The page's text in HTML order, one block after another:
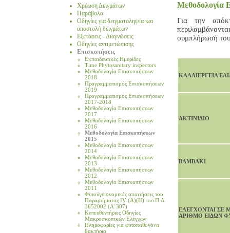
Χρέωση Δειγμάτων
Παράβολα
Οδηγίες για δειγματοληψία και
αποστολή δειγμάτων
Εξετάσεις - Διαγνώσεις
Οδηγίες αντιμετώπισης
Επισκοπήσεις
Eκπαιδευτικές Ημερίδες
Time Phytosanitary inspectors
Μεθοδολογία Επισκοπήσεων
2018
Προγραμματισμός Επισκοπήσεων
2019
Προγραμματισμός Επισκοπήσεων
2017-2018
Μεθοδολογία Επισκοπήσεων
2017
Μεθοδολογία Επισκοπήσεων
2016
Μεθοδολογία Επισκοπήσεων
2015
Μεθοδολογία Επισκοπήσεων
2014
Μεθοδολογία Επισκοπήσεων
2013
Μεθοδολογία Επισκοπήσεων
2012
Μεθοδολογία Επισκοπήσεων
2011
Φυτοϋγειονομικές απαιτήσεις του
Παραρτήματος IV (A)(II) του Π.Δ.
3652002 (Α΄307)
Κατευθυντήριες Οδηγίες
Μακροσκοπικών Ελέγχων
Πληροφορίες για φυτοπαθογόνα
βακτήρια
Μεθοδολογία
Για την
συμπλήρωσή
ΚΑΛΛΙΕΡΓΕΙΑ
ΑΚΤΙΝΙΔΙΟ
ΒΑΜΒΑΚΙ
ΕΛΕΓΧΟΝΤΑΙ ΣΕ
ΑΡΙΘΜΟ ΕΙΔΩΝ